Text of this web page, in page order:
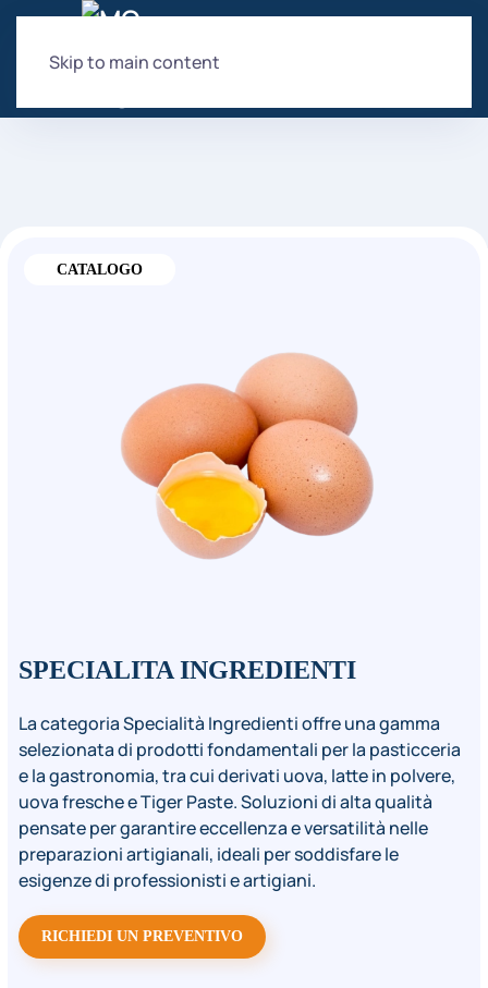
Skip to main content
CATALOGO
SPECIALITA INGREDIENTI
La categoria Specialità Ingredienti offre una gamma
selezionata di prodotti fondamentali per la pasticceria
e la gastronomia, tra cui derivati uova, latte in polvere,
uova fresche e Tiger Paste. Soluzioni di alta qualità
pensate per garantire eccellenza e versatilità nelle
preparazioni artigianali, ideali per soddisfare le
esigenze di professionisti e artigiani.
RICHIEDI UN PREVENTIVO